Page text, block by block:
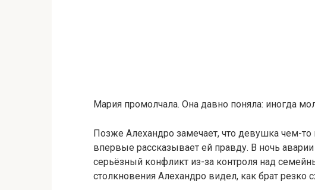
Мария промолчала. Она давно поняла: иногда
Позже Алехандро замечает, что девушка чем-то
впервые рассказывает ей правду. В ночь
серьёзный конфликт из-за контроля над
столкновения Алехандро видел, как брат резко